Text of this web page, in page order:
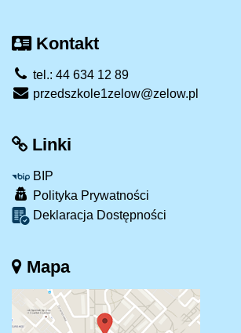
Kontakt
tel.: 44 634 12 89
przedszkole1zelow@zelow.pl
Linki
BIP
Polityka Prywatności
Deklaracja Dostępności
Mapa